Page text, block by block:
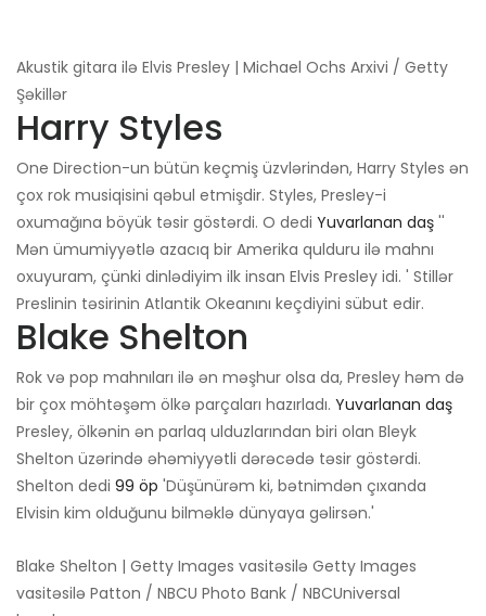
Akustik gitara ilə Elvis Presley | Michael Ochs Arxivi / Getty
Şəkillər
Harry Styles
One Direction-un bütün keçmiş üzvlərindən, Harry Styles ən
çox rok musiqisini qəbul etmişdir. Styles, Presley-i
oxumağına böyük təsir göstərdi. O dedi Yuvarlanan daş ''
Mən ümumiyyətlə azacıq bir Amerika qulduru ilə mahnı
oxuyuram, çünki dinlədiyim ilk insan Elvis Presley idi. ' Stillər
Preslinin təsirinin Atlantik Okeanını keçdiyini sübut edir.
Blake Shelton
Rok və pop mahnıları ilə ən məşhur olsa da, Presley həm də
bir çox möhtəşəm ölkə parçaları hazırladı. Yuvarlanan daş
Presley, ölkənin ən parlaq ulduzlarından biri olan Bleyk
Shelton üzərində əhəmiyyətli dərəcədə təsir göstərdi.
Shelton dedi 99 öp 'Düşünürəm ki, bətnimdən çıxanda
Elvisin kim olduğunu bilməklə dünyaya gəlirsən.'
Blake Shelton | Getty Images vasitəsilə Getty Images
vasitəsilə Patton / NBCU Photo Bank / NBCUniversal